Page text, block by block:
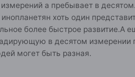
а пребывает в
хоть один
более быстрое развитие.А
в десятом измерении
могет быть разная.